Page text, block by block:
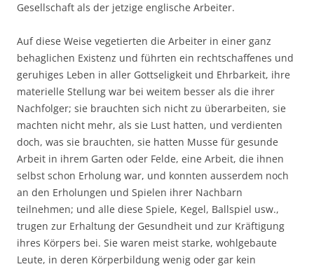
Gesellschaft als der jetzige englische Arbeiter.
Auf diese Weise vegetierten die Arbeiter in einer ganz
behaglichen Existenz und führten ein rechtschaffenes und
geruhiges Leben in aller Gottseligkeit und Ehrbarkeit, ihre
materielle Stellung war bei weitem besser als die ihrer
Nachfolger; sie brauchten sich nicht zu überarbeiten, sie
machten nicht mehr, als sie Lust hatten, und verdienten
doch, was sie brauchten, sie hatten Musse für gesunde
Arbeit in ihrem Garten oder Felde, eine Arbeit, die ihnen
selbst schon Erholung war, und konnten ausserdem noch
an den Erholungen und Spielen ihrer Nachbarn
teilnehmen; und alle diese Spiele, Kegel, Ballspiel usw.,
trugen zur Erhaltung der Gesundheit und zur Kräftigung
ihres Körpers bei. Sie waren meist starke, wohlgebaute
Leute, in deren Körperbildung wenig oder gar kein